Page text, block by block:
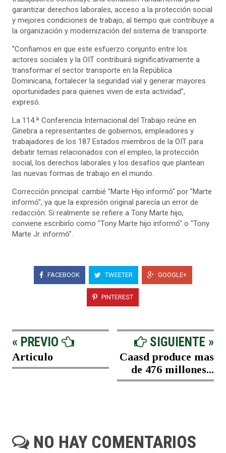
garantizar derechos laborales, acceso a la protección social
y mejores condiciones de trabajo, al tiempo que contribuye a
la organización y modernización del sistema de transporte.
“Confiamos en que este esfuerzo conjunto entre los
actores sociales y la OIT contribuirá significativamente a
transformar el sector transporte en la República
Dominicana, fortalecer la seguridad vial y generar mayores
oportunidades para quienes viven de esta actividad”,
expresó.
La 114.ª Conferencia Internacional del Trabajo reúne en
Ginebra a representantes de gobiernos, empleadores y
trabajadores de los 187 Estados miembros de la OIT para
debatir temas relacionados con el empleo, la protección
social, los derechos laborales y los desafíos que plantean
las nuevas formas de trabajo en el mundo.
Corrección principal: cambié "Marte Hijo informó" por "Marte
informó", ya que la expresión original parecía un error de
redacción. Si realmente se refiere a Tony Marte hijo,
conviene escribirlo como "Tony Marte hijo informó" o "Tony
Marte Jr. informó".
FACEBOOK TWEETER GOOGLE+
PINTEREST
« PREVIO
Articulo
SIGUIENTE »
Caasd produce mas
de 476 millones...
NO HAY COMENTARIOS